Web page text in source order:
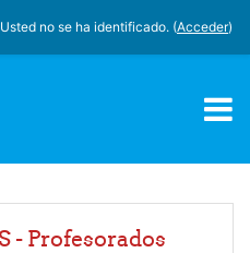
Usted no se ha identificado. (Acceder)
- Profesorados